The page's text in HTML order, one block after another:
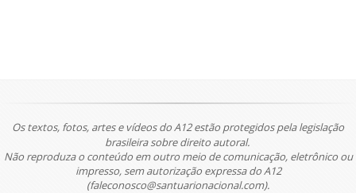
Os textos, fotos, artes e vídeos do A12 estão protegidos pela legislação
brasileira sobre direito autoral.
Não reproduza o conteúdo em outro meio de comunicação, eletrônico ou
impresso, sem autorização expressa do A12
(faleconosco@santuarionacional.com).